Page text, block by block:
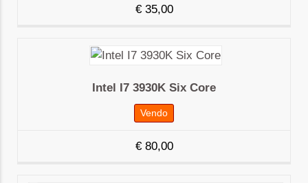
€35,00
Intel I7 3930K Six Core
Vendo
€80,00